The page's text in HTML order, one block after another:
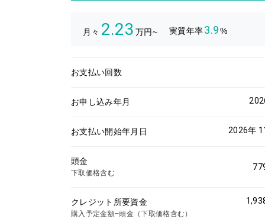
月々 2.23 万円~ 実質年率3.9 %
お支払い回数
お申し込み年月
お支払い開始年月日 2026年
頭金
下取価格含む
クレジット所要資金
購入予定金額−頭金（下取価格含む）